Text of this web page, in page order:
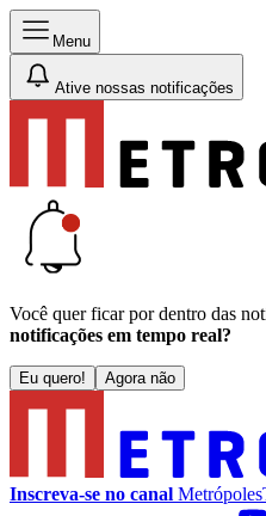
Menu
Ative nossas notificações
Você quer ficar por dentro das
notificações em tempo real?
Eu quero! Agora não
Inscreva-se no canal